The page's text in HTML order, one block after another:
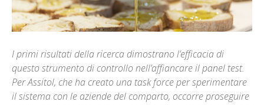
I primi risultati della ricerca dimostrano l’efficacia di
questo strumento di controllo nell’affiancare il panel test.
Per Assitol, che ha creato una task force per sperimentare
il sistema con le aziende del comparto, occorre proseguire